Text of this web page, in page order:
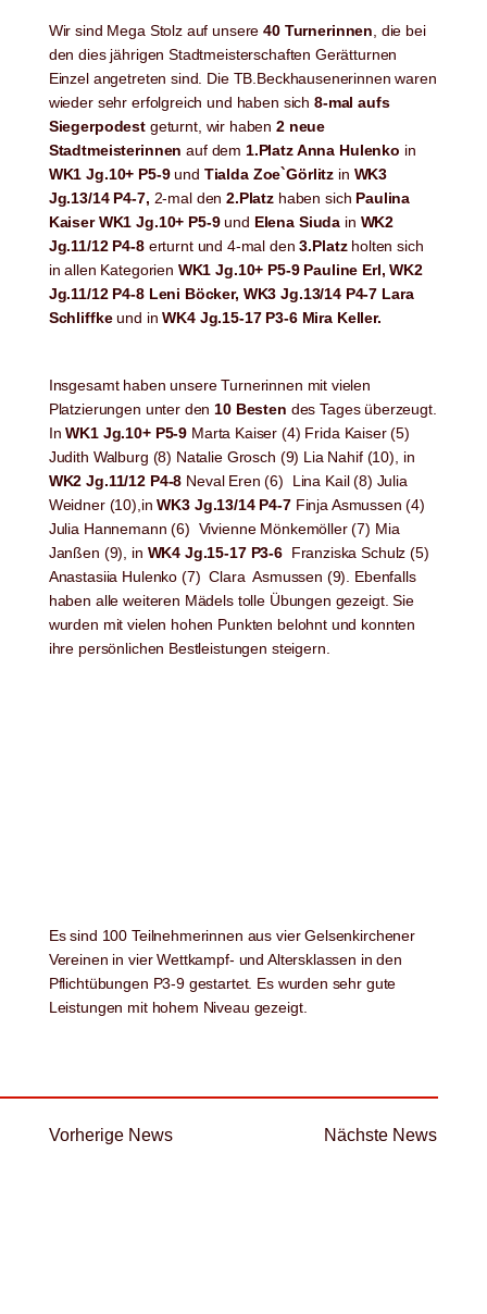
Wir sind Mega Stolz auf unsere40 Turnerinnen , die bei
den dies jährigen Stadtmeisterschaften Gerätturnen
Einzel angetreten sind. Die TB.Beckhausenerinnen waren
wieder sehr erfolgreich und haben sich 8-mal aufs
Siegerpodest geturnt, wir haben 2 neue
Stadtmeisterinnen auf dem 1.Platz Anna Hulenko in
WK1 Jg.10+ P5-9und Tialda Zoe`Görlitz in WK3
Jg.13/14 P4-7, 2-mal den 2.Platz haben sich Paulina
Kaiser WK1 Jg.10+ P5-9und Elena Siuda in WK2
Jg.11/12 P4-8erturnt und 4-mal den3.Platzholten sich
in allen Kategorien WK1 Jg.10+ P5-9 Pauline Erl, WK2
Jg.11/12 P4-8 Leni Böcker, WK3 Jg.13/14 P4-7 Lara
Schliffkeund in WK4 Jg.15-17 P3-6 Mira Keller.
Insgesamt haben unsere Turnerinnen mit vielen
Platzierungen unter den 10 Besten des Tages überzeugt.
In WK1 Jg.10+ P5-9 Marta Kaiser (4) Frida Kaiser (5)
Judith Walburg (8) Natalie Grosch (9) Lia Nahif (10), in
WK2 Jg.11/12 P4-8 Neval Eren (6) Lina Kail (8) Julia
Weidner (10),inWK3 Jg.13/14 P4-7Finja Asmussen (4)
Julia Hannemann (6) Vivienne Mönkemöller (7) Mia
Janßen (9), in WK4 Jg.15-17 P3-6 Franziska Schulz (5)
Anastasiia Hulenko (7) Clara Asmussen (9). Ebenfalls
haben alle weiteren Mädels tolle Übungen gezeigt. Sie
wurden mit vielen hohen Punkten belohnt und konnten
ihre persönlichen Bestleistungen steigern.
Es sind 100 Teilnehmerinnen aus vier Gelsenkirchener
Vereinen in vier Wettkampf- und Altersklassen in den
Pflichtübungen P3-9 gestartet. Es wurden sehr gute
Leistungen mit hohem Niveau gezeigt.
Vorherige News Nächste News